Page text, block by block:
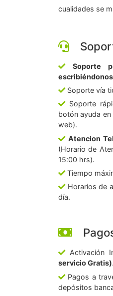
cualidades se
Soporte
Soporte vía
Soporte
botón ayuda
web).
Atencion
(Horario de
15:00 hrs).
Tiempo
Horarios de
día.
Activación
servicio Gratis).
Pagos a
depósitos